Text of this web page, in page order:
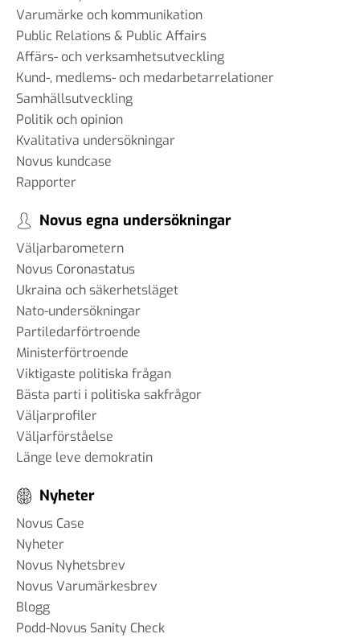
Varumärke och kommunikation
Public Relations & Public Affairs
Affärs- och verksamhetsutveckling
Kund-, medlems- och medarbetarrelationer
Samhällsutveckling
Politik och opinion
Kvalitativa undersökningar
Novus kundcase
Rapporter
Novus egna undersökningar
Väljarbarometern
Novus Coronastatus
Ukraina och säkerhetsläget
Nato-undersökningar
Partiledarförtroende
Ministerförtroende
Viktigaste politiska frågan
Bästa parti i politiska sakfrågor
Väljarprofiler
Väljarförståelse
Länge leve demokratin
Nyheter
Novus Case
Nyheter
Novus Nyhetsbrev
Novus Varumärkesbrev
Blogg
Podd-Novus Sanity Check